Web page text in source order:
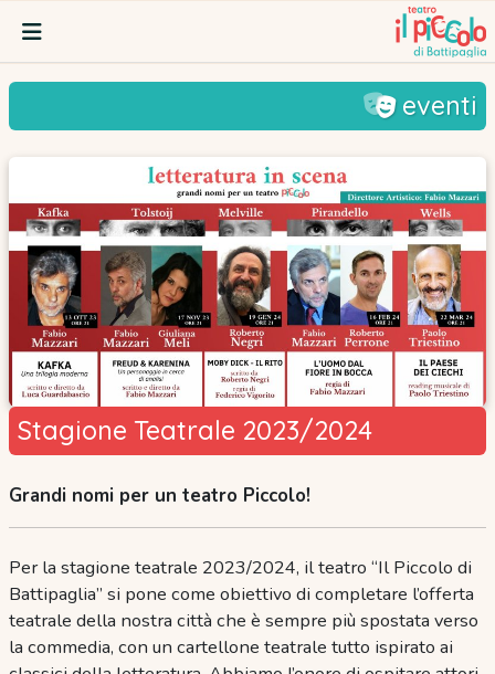
eventi
Stagione Teatrale 2023/2024
Grandi nomi per un teatro Piccolo!
Per la stagione teatrale 2023/2024, il teatro “Il Piccolo di
Battipaglia” si pone come obiettivo di completare l’offerta
teatrale della nostra città che è sempre più spostata verso
la commedia, con un cartellone teatrale tutto ispirato ai